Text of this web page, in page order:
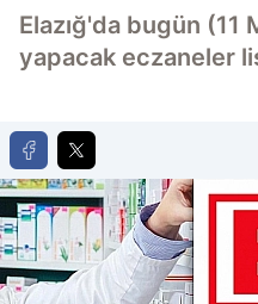
Elazığ'da bugün (11
yapacak eczaneler